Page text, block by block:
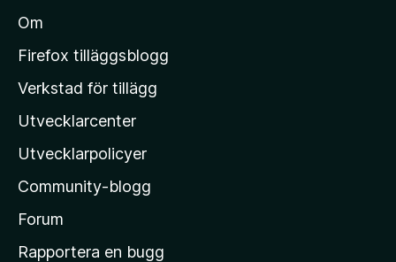
l
M
z
i
l
a
s
h
Om
Firefox tilläggsblogg
Verkstad för tillägg
Utvecklarcenter
Utvecklarpolicyer
Community-blogg
Forum
Rapportera en bugg